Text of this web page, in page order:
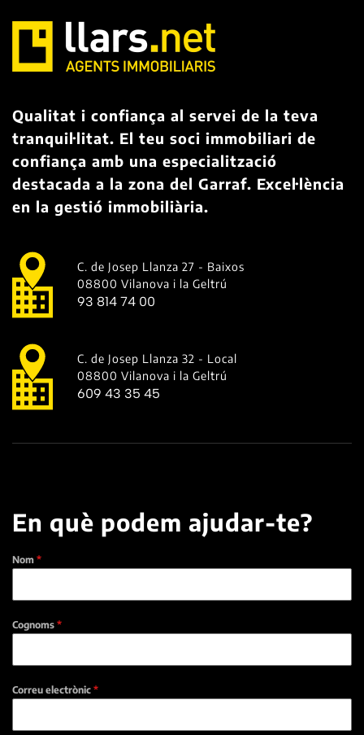
Qualitat i confiança al servei de la teva
tranquil·litat. El teu soci immobiliari de
confiança amb una especialització
destacada a la zona del Garraf. Excel·lència
en la gestió immobiliària.
C. de Josep Llanza 27 - Baixos
08800 Vilanova i la Geltrú
93 814 74 00
C. de Josep Llanza 32 - Local
08800 Vilanova i la Geltrú
609 43 35 45
En què podem ajudar-te?
Nom *
Cognoms *
Correu electrònic *